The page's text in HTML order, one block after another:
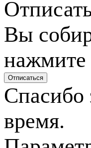
Вы
нажмите
время.